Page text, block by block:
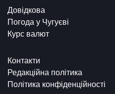
Довідкова
Погода у Чугуєві
Курс валют
Контакти
Редакційна політика
Політика конфіденційності